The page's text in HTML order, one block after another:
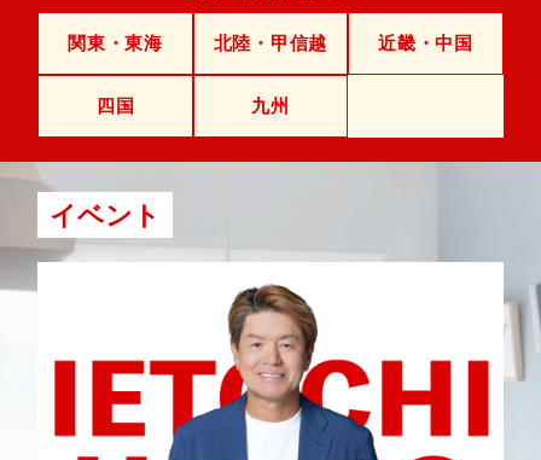
関東・東海 北陸・甲信越 近畿・中国
四国 九州
イベント